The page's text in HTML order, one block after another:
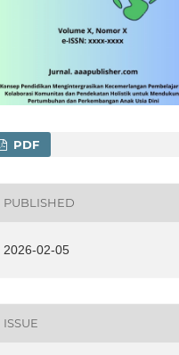
PDF
PUBLISHED
2026-02-05
ISSUE